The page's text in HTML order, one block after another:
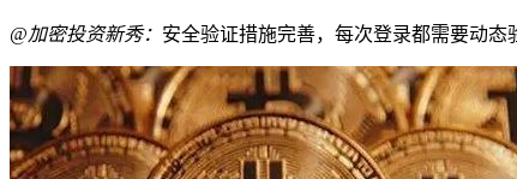
@加密投资新秀： 安全验证措施完善，每次登录都需要动